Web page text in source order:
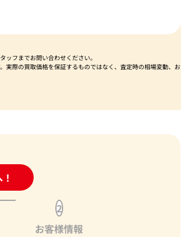
フまでお問い合わせください。
実際の買取価格を保証するものではなく、査定時の相場変動、お
ーム
2
お客様情報